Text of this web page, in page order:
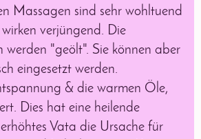
Massagen sind sehr wohltuend
verjüngend. Die
werden "geölt". Sie können aber
eingesetzt werden.
& die warmen Öle,
Dies hat eine heilende
Vata die Ursache für